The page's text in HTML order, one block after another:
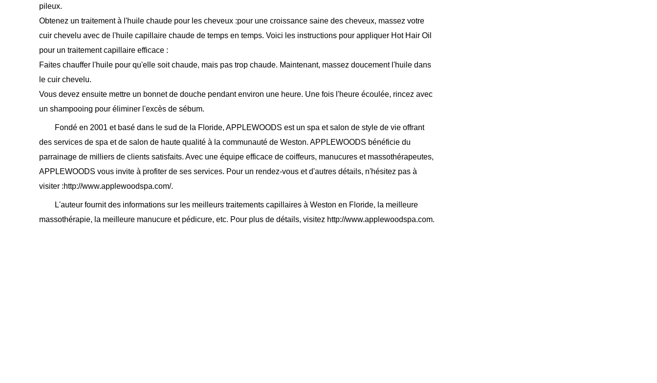
pileux.
Obtenez un traitement à l'huile chaude pour les cheveux :pour une croissance saine des cheveux, massez votre
cuir chevelu avec de l'huile capillaire chaude de temps en temps. Voici les instructions pour appliquer Hot Hair Oil
pour un traitement capillaire efficace :
Faites chauffer l'huile pour qu'elle soit chaude, mais pas trop chaude. Maintenant, massez doucement l'huile dans
le cuir chevelu.
Vous devez ensuite mettre un bonnet de douche pendant environ une heure. Une fois l'heure écoulée, rincez avec
un shampooing pour éliminer l'excès de sébum.
Fondé en 2001 et basé dans le sud de la Floride, APPLEWOODS est un spa et salon de style de vie offrant
des services de spa et de salon de haute qualité à la communauté de Weston. APPLEWOODS bénéficie du
parrainage de milliers de clients satisfaits. Avec une équipe efficace de coiffeurs, manucures et massothérapeutes,
APPLEWOODS vous invite à profiter de ses services. Pour un rendez-vous et d'autres détails, n'hésitez pas à
visiter :http://www.applewoodspa.com/.
L'auteur fournit des informations sur les meilleurs traitements capillaires à Weston en Floride, la meilleure
massothérapie, la meilleure manucure et pédicure, etc. Pour plus de détails, visitez http://www.applewoodspa.com.